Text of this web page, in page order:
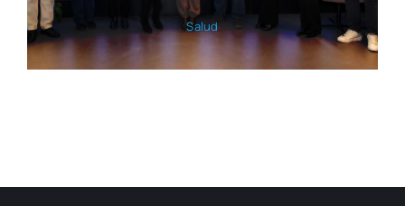
Salud